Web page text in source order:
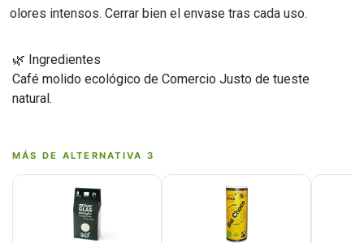
olores intensos. Cerrar bien el envase tras cada uso.
🌿 Ingredientes
Café molido ecológico de Comercio Justo de tueste
natural.
MÁS DE ALTERNATIVA 3